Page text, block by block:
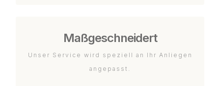
Maßgeschneidert
Unser Service wird speziell an Ihr Anliegen
angepasst.